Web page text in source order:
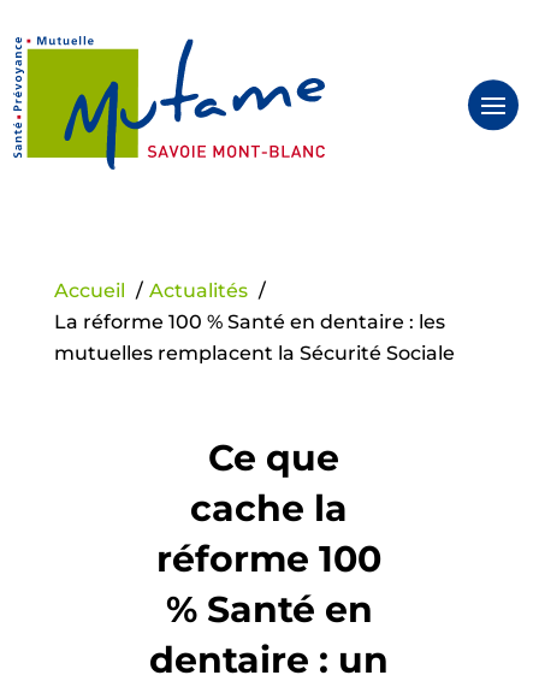
Accueil
Actualités
La réforme 100 % Santé en dentaire : les
mutuelles remplacent la Sécurité Sociale
Ce que
cache la
réforme 100
% Santé en
dentaire : un